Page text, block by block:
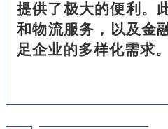
提供了极大的便利。
和物流服务，以及金
足企业的多样化需求。